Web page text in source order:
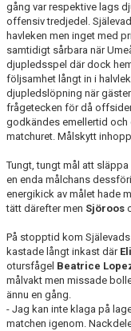
gång var respektive lags
offensiv tredjedel.
havleken men inget med
samtidigt sårbara när
djupledsspel där dock
följsamhet långt in i
djupledslöpning när
frågetecken för då
godkändes emellertid och
matchuret. Målskytt
Tungt, tungt mål att
en enda målchans
energikick av målet hade
tätt därefter men Sjöroos
På stopptid kom
kastade långt inkast där
otursfågel Beatrice
målvakt men missade
ännu en gång.
- Jag kan inte klaga på
matchen igenom.